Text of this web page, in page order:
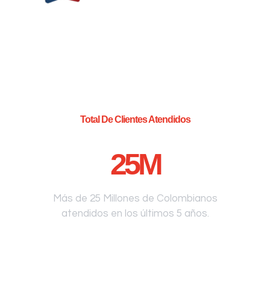
Total De Clientes Atendidos
25M
Más de 25 Millones de Colombianos
atendidos en los últimos 5 años.